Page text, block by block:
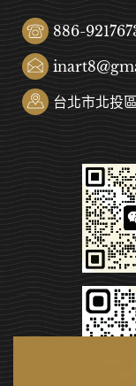
886-
台北市北投